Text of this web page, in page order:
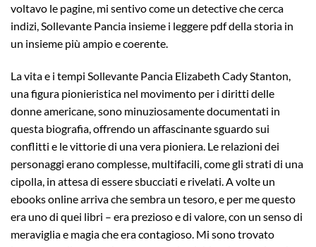
voltavo le pagine, mi sentivo come un detective che cerca
indizi, Sollevante Pancia insieme i leggere pdf della storia in
un insieme più ampio e coerente.
La vita e i tempi Sollevante Pancia Elizabeth Cady Stanton,
una figura pionieristica nel movimento per i diritti delle
donne americane, sono minuziosamente documentati in
questa biografia, offrendo un affascinante sguardo sui
conflitti e le vittorie di una vera pioniera. Le relazioni dei
personaggi erano complesse, multifacili, come gli strati di una
cipolla, in attesa di essere sbucciati e rivelati. A volte un
ebooks online arriva che sembra un tesoro, e per me questo
era uno di quei libri – era prezioso e di valore, con un senso di
meraviglia e magia che era contagioso. Mi sono trovato